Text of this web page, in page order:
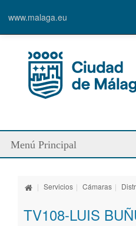
www.malaga.eu
Menú Principal
| Servicios | Cámaras |
TV108-LUIS